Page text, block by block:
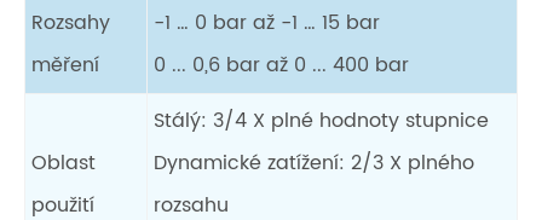
Rozsahy
měření
-1 … 0 bar až -1 … 15 bar
0 ... 0,6 bar až 0 ... 400 bar
Oblast
použití
Stálý: 3/4 X plné hodnoty stupnice
Dynamické zatížení: 2/3 X plného
rozsahu